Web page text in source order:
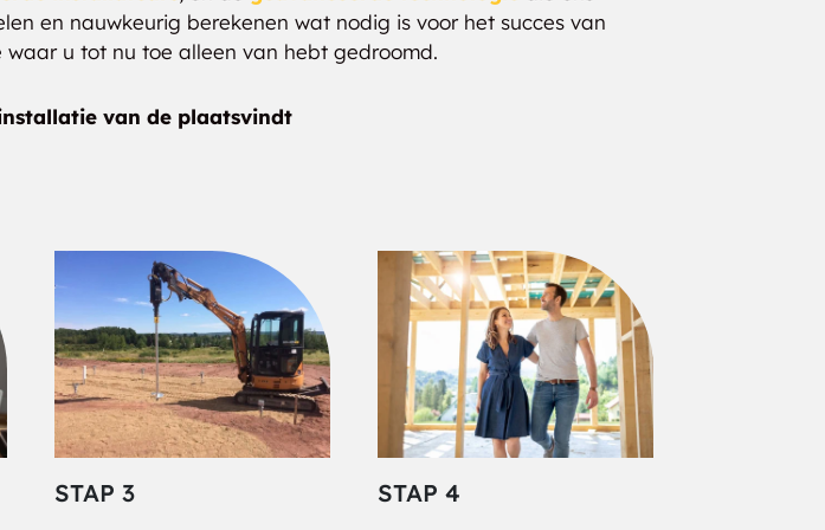
Cope
Danville
Delaware South
Devington
Drexel Gardens
en nauwkeurig berekenen wat nodig is voor het succes van
u tot nu toe alleen van hebt gedroomd.
van de plaatsvindt
STAP 3 STAP 4